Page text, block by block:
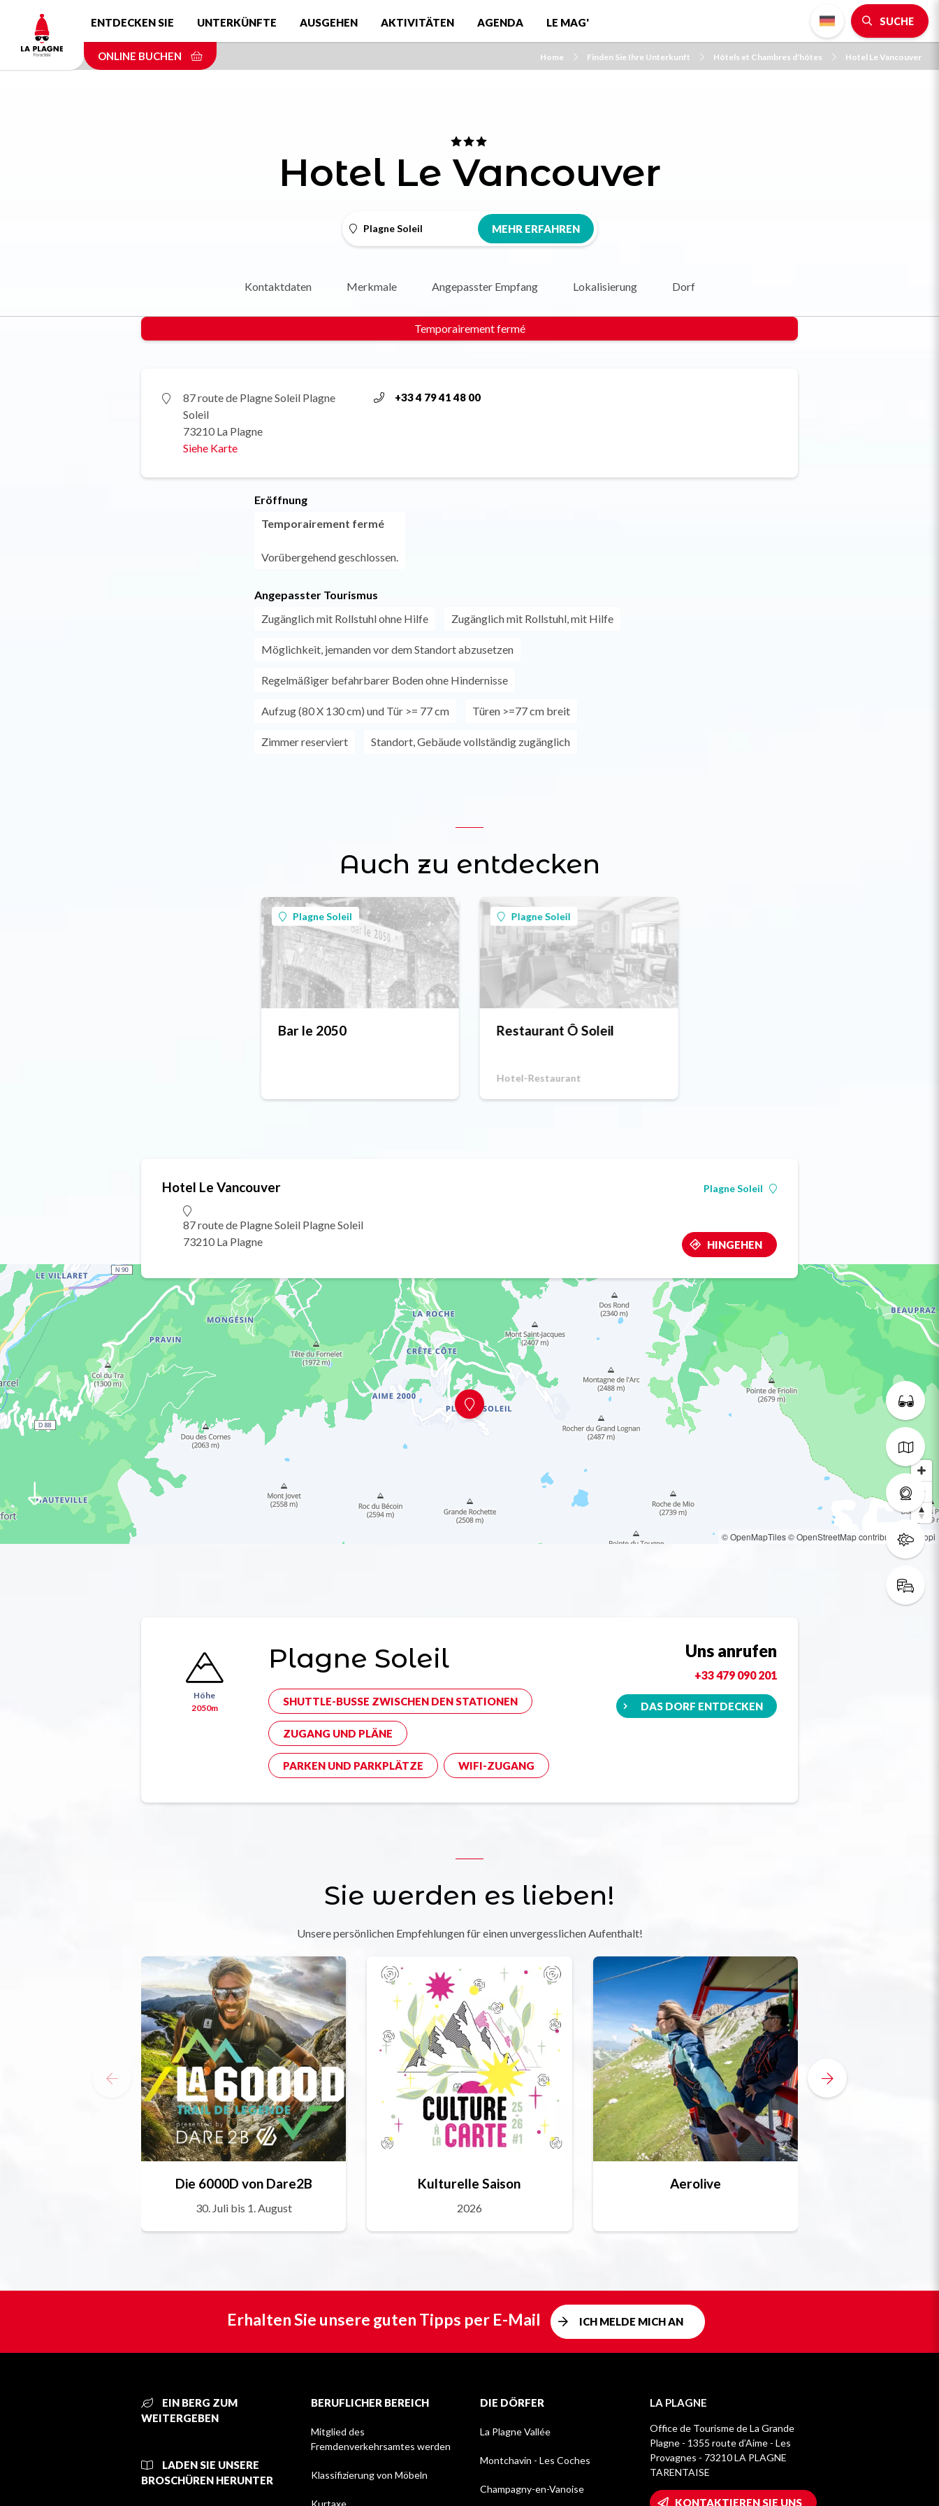
content
ENTDECKEN SIE UNTERKÜNFTE AUSGEHEN AKTIVITÄTEN AGENDA LE MAG' SUCHE
ONLINE BUCHEN Home Finden Sie Ihre Unterkunft Hôtels et Chambres d'hôtes Hotel Le Vancouver
Hotel Le Vancouver
Plagne Soleil MEHR ERFAHREN
Kontaktdaten Merkmale Angepasster Empfang Lokalisierung Dorf
Temporairement fermé
87 route de Plagne Soleil Plagne
Soleil
73210 La Plagne
Siehe Karte
+33 4 79 41 48 00
Eröffnung
Temporairement fermé
Vorübergehend geschlossen.
Angepasster Tourismus
Zugänglich mit Rollstuhl ohne Hilfe
Zugänglich mit Rollstuhl, mit Hilfe
Möglichkeit, jemanden vor dem Standort abzusetzen
Regelmäßiger befahrbarer Boden ohne Hindernisse
Aufzug (80 X 130 cm) und Tür >= 77 cm Türen >=77 cm breit
Zimmer reserviert Standort, Gebäude vollständig zugänglich
Auch zu entdecken
Plagne Soleil
Bar le 2050
Plagne Soleil
Restaurant Ô Soleil
Hotel-Restaurant
Hotel Le Vancouver
87 route de Plagne Soleil Plagne Soleil
73210 La Plagne
Plagne Soleil
HINGEHEN
© OpenMapTiles© OpenStreetMap contributors© Loopi
Höhe
2050m
Plagne Soleil
SHUTTLE-BUSSE ZWISCHEN DEN STATIONEN
ZUGANG UND PLÄNE
PARKEN UND PARKPLÄTZE WIFI-ZUGANG
Uns anrufen
+33 479 090 201
DAS DORF ENTDECKEN
Sie werden es lieben!
Unsere persönlichen Empfehlungen für einen unvergesslichen Aufenthalt!
Die 6000D von Dare2B
30. Juli bis 1. August
Kulturelle Saison
2026
Aerolive
Erhalten Sie unsere guten Tipps per E-Mail ICH MELDE MICH AN
EIN BERG ZUM
WEITERGEBEN
LADEN SIE UNSERE
BROSCHÜREN HERUNTER
BERUFLICHER BEREICH
Mitglied des
Fremdenverkehrsamtes werden
Klassifizierung von Möbeln
Kurtaxe
DIE DÖRFER
La Plagne Vallée
Montchavin - Les Coches
Champagny-en-Vanoise
LA PLAGNE
Office de Tourisme de La Grande
Plagne - 1355 route d’Aime - Les
Provagnes - 73210 LA PLAGNE
TARENTAISE
KONTAKTIEREN SIE UNS